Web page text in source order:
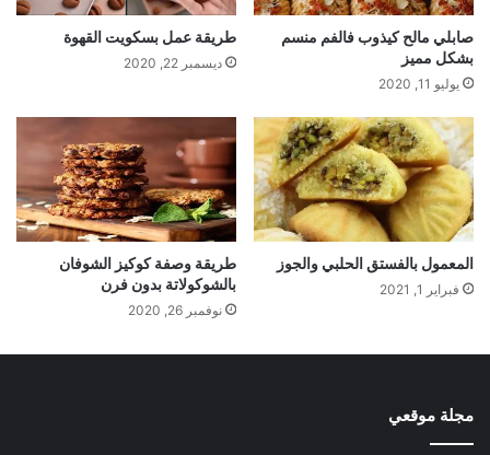
صابلي مالح كيذوب فالفم منسم
بشكل مميز
يوليو 11, 2020
طريقة عمل بسكويت القهوة
ديسمبر 22, 2020
المعمول بالفستق الحلبي والجوز
فبراير 1, 2021
طريقة وصفة كوكيز الشوفان
بالشوكولاتة بدون فرن
نوفمبر 26, 2020
مجلة موقعي